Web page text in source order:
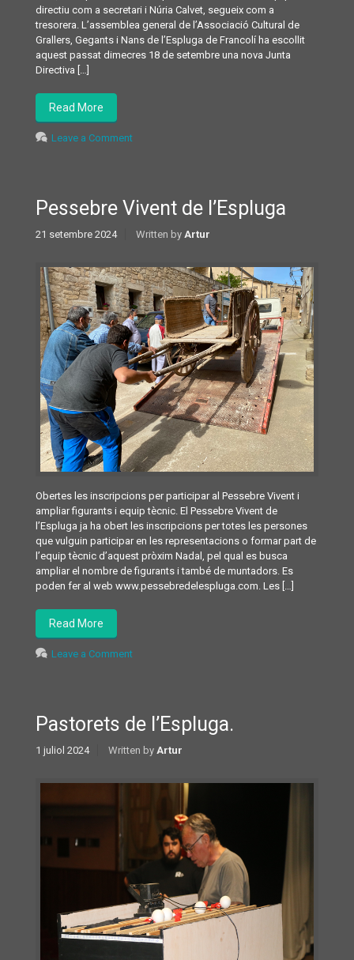
directiu com a secretari i Núria Calvet, segueix com a
tresorera. L’assemblea general de l’Associació Cultural de
Grallers, Gegants i Nans de l’Espluga de Francolí ha escollit
aquest passat dimecres 18 de setembre una nova Junta
Directiva […]
Read More
Leave a Comment
Pessebre Vivent de l’Espluga
21 setembre 2024 Written by Artur
Obertes les inscripcions per participar al Pessebre Vivent i
ampliar figurants i equip tècnic. El Pessebre Vivent de
l’Espluga ja ha obert les inscripcions per totes les persones
que vulguin participar en les representacions o formar part de
l’equip tècnic d’aquest pròxim Nadal, pel qual es busca
ampliar el nombre de figurants i també de muntadors. Es
poden fer al web www.pessebredelespluga.com. Les […]
Read More
Leave a Comment
Pastorets de l’Espluga.
1 juliol 2024 Written by Artur